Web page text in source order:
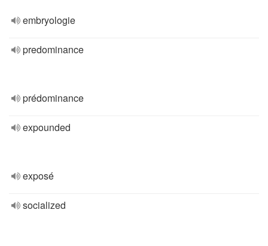
embryologie
predominance
prédominance
expounded
exposé
socialized